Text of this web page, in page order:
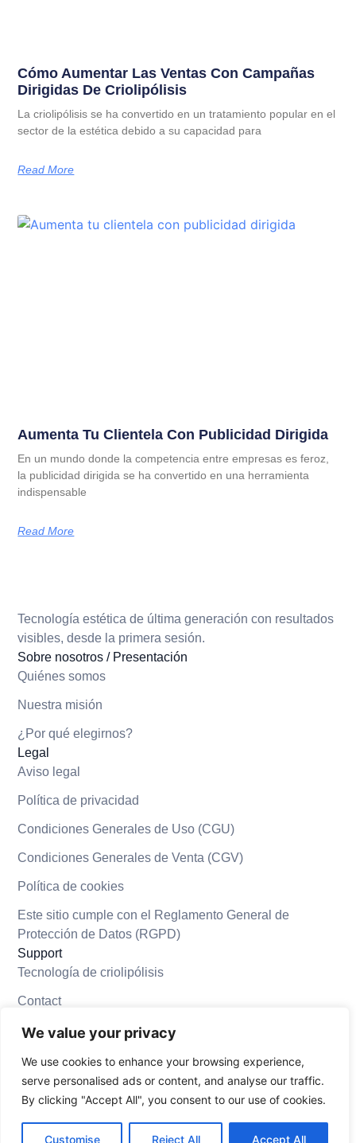
We value your privacy
We use cookies to enhance your browsing experience,
serve personalised ads or content, and analyse our traffic.
By clicking "Accept All", you consent to our use of cookies.
Customise Reject All Accept All
Cómo Aumentar Las Ventas Con Campañas
Dirigidas De Criolipólisis
La criolipólisis se ha convertido en un tratamiento popular en el
sector de la estética debido a su capacidad para
Read More
Aumenta Tu Clientela Con Publicidad Dirigida
En un mundo donde la competencia entre empresas es feroz,
la publicidad dirigida se ha convertido en una herramienta
indispensable
Read More
Tecnología estética de última generación con resultados
visibles, desde la primera sesión.
Sobre nosotros / Presentación
Quiénes somos
Nuestra misión
¿Por qué elegirnos?
Legal
Aviso legal
Política de privacidad
Condiciones Generales de Uso (CGU)
Condiciones Generales de Venta (CGV)
Política de cookies
Este sitio cumple con el Reglamento General de
Protección de Datos (RGPD)
Support
Tecnología de criolipólisis
Contact
Convertirse en centro asociado
Formaciones / Demostración gratuita / Prueba
Solicitar presupuesto
© 2025-2026 Adelgazar Criolipolisis. All rights reserved.